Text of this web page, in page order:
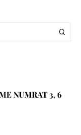
NUMRAT 3, 6